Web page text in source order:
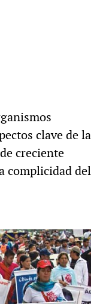
clave de la
creciente
complicidad del